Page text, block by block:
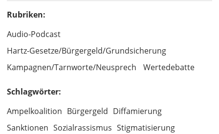
Rubriken:
Audio-Podcast
Hartz-Gesetze/Bürgergeld/Grundsicherung
Kampagnen/Tarnworte/Neusprech
Wertedebatte
Schlagwörter:
Ampelkoalition Bürgergeld Diffamierung
Sanktionen Sozialrassismus Stigmatisierung